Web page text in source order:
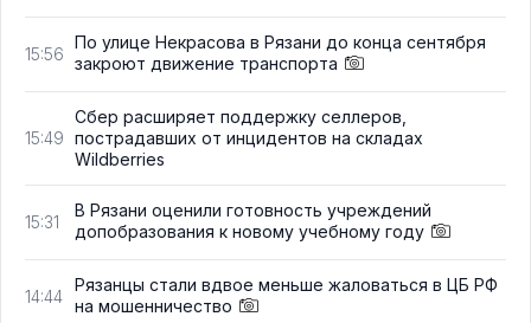
15:56
По улице Некрасова в Рязани до конца сентября
закроют движение транспорта
15:49
Сбер расширяет поддержку селлеров,
пострадавших от инцидентов на складах
Wildberries
15:31
В Рязани оценили готовность учреждений
допобразования к новому учебному году
14:44
Рязанцы стали вдвое меньше жаловаться в ЦБ РФ
на мошенничество